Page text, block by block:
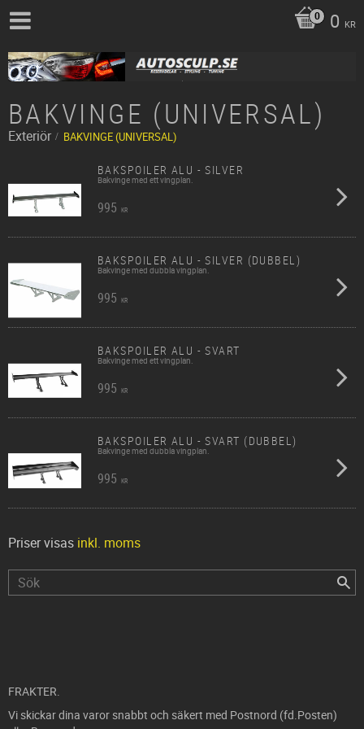
0 KR
BAKVINGE (UNIVERSAL)
Exteriör BAKVINGE (UNIVERSAL)
BAKSPOILER ALU - SILVER
Bakvinge med ett vingplan.
995 KR
BAKSPOILER ALU - SILVER (DUBBEL)
Bakvinge med dubbla vingplan.
995 KR
BAKSPOILER ALU - SVART
Bakvinge med ett vingplan.
995 KR
BAKSPOILER ALU - SVART (DUBBEL)
Bakvinge med dubbla vingplan.
995 KR
Priser visas inkl. moms
FRAKTER.
Vi skickar dina varor snabbt och säkert med Postnord (fd.Posten)